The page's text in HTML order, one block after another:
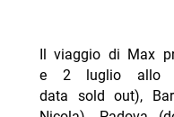
Il viaggio di Max
e 2 luglio allo
data sold out),